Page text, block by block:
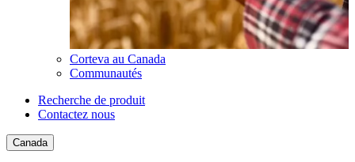
Corteva au Canada
Communautés
Recherche de produit
Contactez nous
Canada